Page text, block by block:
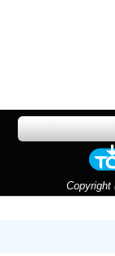
Copyright